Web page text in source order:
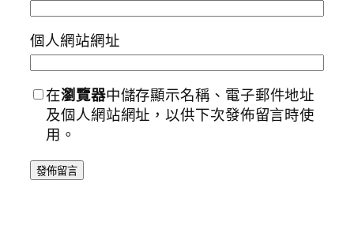
個人網站網址
在瀏覽器中儲存顯示名稱、電子郵件地址
及個人網站網址，以供下次發佈留言時使
用。